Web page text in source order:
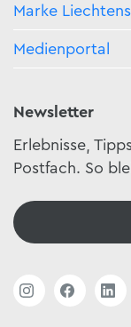
Marke
Medienportal
Newsletter
Erlebnisse,
Postfach. So